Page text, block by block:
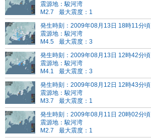
震源地：駿河湾
M2.7
最大震度：1
発生時刻：2009年08月13日 18時11分頃
震源地：駿河湾
M4.5
最大震度：3
発生時刻：2009年08月13日 12時42分頃
震源地：駿河湾
M4.1
最大震度：3
発生時刻：2009年08月12日 12時43分頃
震源地：駿河湾
M3.7
最大震度：1
発生時刻：2009年08月11日 20時02分頃
震源地：駿河湾
M2.7
最大震度：1